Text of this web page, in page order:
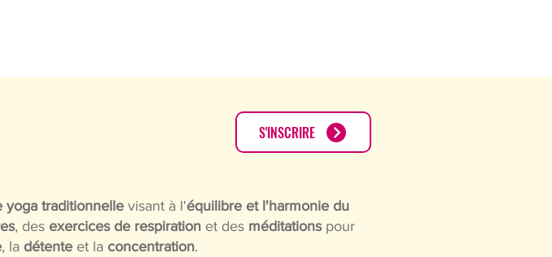
S'INSCRIRE
yoga traditionnelle visant à l'équilibre et l'harmonie du
, des exercices de respirationet des méditationspour
, la détente et la concentration.